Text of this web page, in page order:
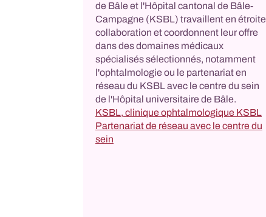
de Bâle et l'Hôpital cantonal de Bâle-
Campagne (KSBL) travaillent en étroite
collaboration et coordonnent leur offre
dans des domaines médicaux
spécialisés sélectionnés, notamment
l'ophtalmologie ou le partenariat en
réseau du KSBL avec le centre du sein
de l'Hôpital universitaire de Bâle.
KSBL, clinique ophtalmologique KSBL
Partenariat de réseau avec le centre du
sein